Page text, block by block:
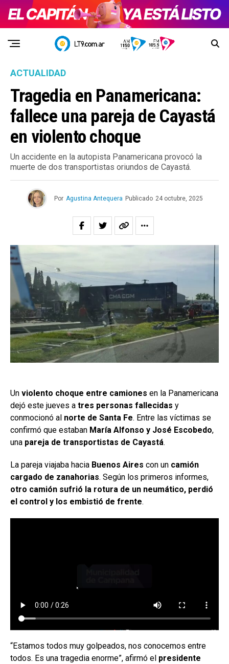
ACTUALIDAD
Tragedia en Panamericana:
fallece una pareja de Cayastá
en violento choque
Un accidente en la autopista Panamericana provocó la
muerte de dos transportistas oriundos de Cayastá.
Por Agustina Antequera Publicado 24 octubre, 2025
Un violento choque entre camiones en la Panamericana
dejó este jueves a tres personas fallecidas y
conmocionó al norte de Santa Fe. Entre las víctimas se
confirmó que estaban María Alfonso y José Escobedo,
una pareja de transportistas de Cayastá.
La pareja viajaba hacia Buenos Aires con un camión
cargado de zanahorias. Según los primeros informes,
otro camión sufrió la rotura de un neumático, perdió
el control y los embistió de frente.
“Estamos todos muy golpeados, nos conocemos entre
todos. Es una tragedia enorme”, afirmó el presidente